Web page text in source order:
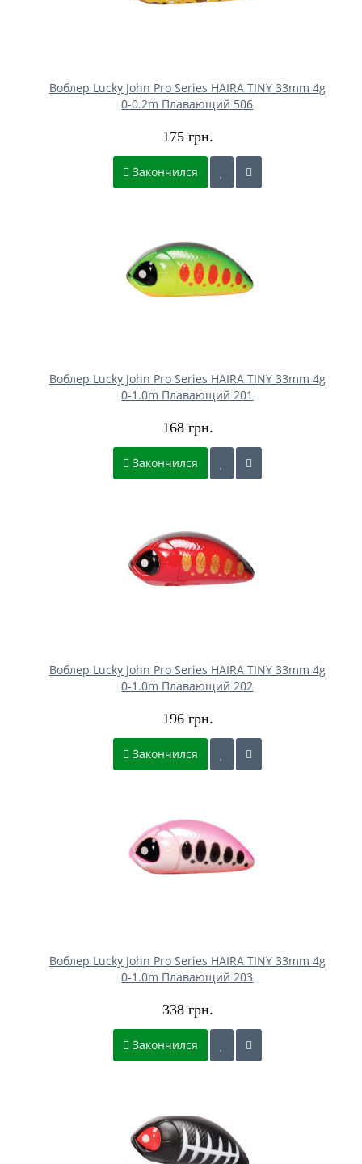
Воблер Lucky John Pro Series HAIRA TINY 33mm 4g
0-0.2m Плавающий 506
175 грн.
Закончился
Воблер Lucky John Pro Series HAIRA TINY 33mm 4g
0-1.0m Плавающий 201
168 грн.
Закончился
Воблер Lucky John Pro Series HAIRA TINY 33mm 4g
0-1.0m Плавающий 202
196 грн.
Закончился
Воблер Lucky John Pro Series HAIRA TINY 33mm 4g
0-1.0m Плавающий 203
338 грн.
Закончился